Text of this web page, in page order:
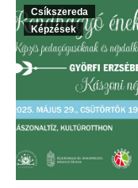
Csíkszereda
Képzések